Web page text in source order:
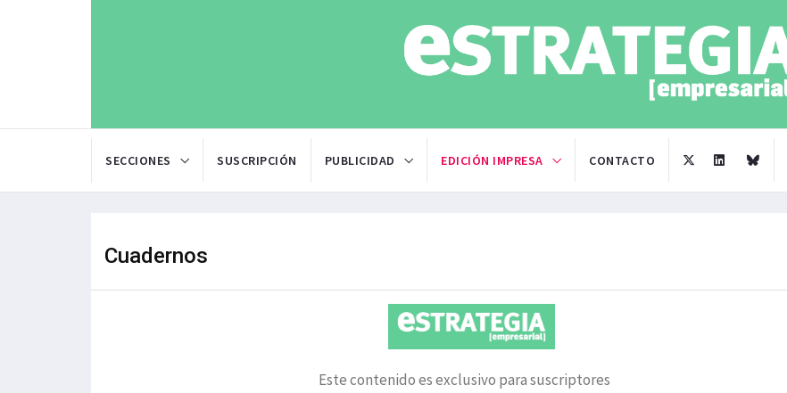
SECCIONES SUSCRIPCIÓN PUBLICIDAD EDICIÓN IMPRESA CONTACTO
Cuadernos
Este contenido es exclusivo para suscriptores